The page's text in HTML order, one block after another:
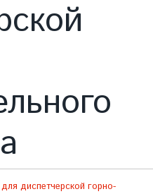
диспетчерской горно-